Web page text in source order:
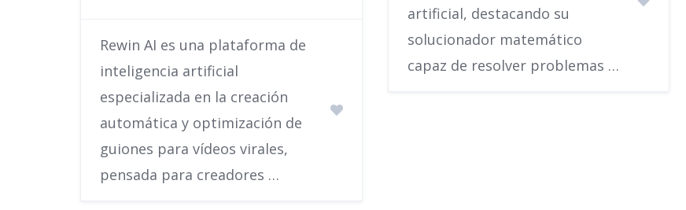
Rewin AI es una plataforma de
inteligencia artificial
especializada en la creación
automática y optimización de
guiones para vídeos virales,
pensada para creadores …
artificial, destacando su
solucionador matemático
capaz de resolver problemas …